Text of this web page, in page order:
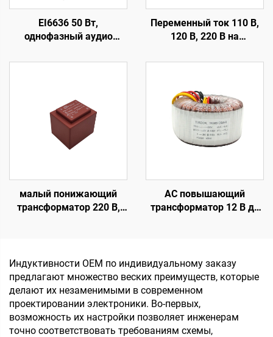
EI6636 50 Вт,
однофазный аудио
трансформатор
Переменный ток 110 В,
120 В, 220 В на
12 В, 15 В, 18 В, 24 В,
трансформатор
малый понижающий
трансформатор 220 В,
трансформатор на
печатной плате,
трансформатор тока для
печатной платы
AC повышающий
трансформатор 12 В до
медного провода,
тороидальный
трансформатор 110 В до
220 В
Индуктивности OEM по индивидуальному заказу
предлагают множество веских преимуществ, которые
делают их незаменимыми в современном
проектировании электроники. Во-первых,
возможность их настройки позволяет инженерам
точно соответствовать требованиям схемы,